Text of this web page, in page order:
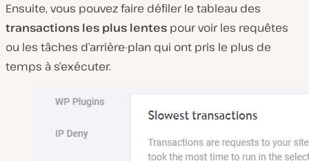
Ensuite, vous pouvez faire défiler le tableau des
transactions les plus lentes pour voir les requêtes
ou les tâches d’arrière-plan qui ont pris le plus de
temps à s’exécuter.